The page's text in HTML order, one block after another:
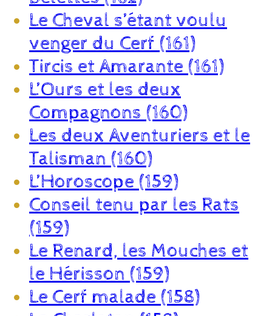
Le Cheval s’étant voulu
venger du Cerf (161)
Tircis et Amarante (161)
L’Ours et les deux
Compagnons (160)
Les deux Aventuriers et le
Talisman (160)
L’Horoscope (159)
Conseil tenu par les Rats
(159)
Le Renard, les Mouches et
le Hérisson (159)
Le Cerf malade (158)